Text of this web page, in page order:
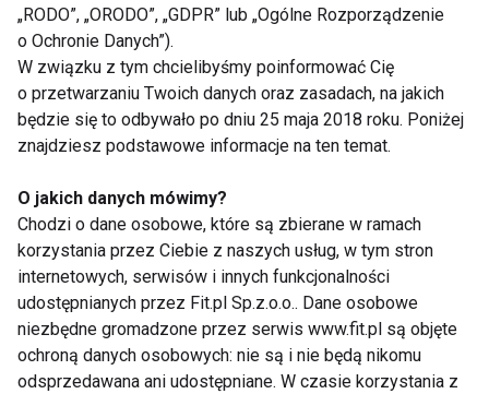
cukinia, papryka, bakłażan, szparagi czy kukurydza
zyskują wyjątkowy smak, a jednocześnie są
lekkostrawne.
Świetnym pomysłem są także szaszłyki warzywne
lub mieszane – z dodatkiem tofu, sera halloumi czy
ryb. Dzięki nim grillowe menu staje się bardziej
różnorodne i kolorowe.
Lekkie sosy i sałatki na bazie
sezonowych warzyw
Zamiast ciężkich, majonezowych sosów, lepiej
przygotować lekkie dressingi na bazie oliwy, jogurtu
„RODO”, „ORODO”, „GDPR” lub „Ogólne Rozporządzenie
o Ochronie Danych”).
W związku z tym chcielibyśmy poinformować Cię
o przetwarzaniu Twoich danych oraz zasadach, na jakich
będzie się to odbywało po dniu 25 maja 2018 roku. Poniżej
znajdziesz podstawowe informacje na ten temat.
O jakich danych mówimy?
Chodzi o dane osobowe, które są zbierane w ramach
korzystania przez Ciebie z naszych usług, w tym stron
internetowych, serwisów i innych funkcjonalności
udostępnianych przez Fit.pl Sp.z.o.o.. Dane osobowe
niezbędne gromadzone przez serwis www.fit.pl są objęte
ochroną danych osobowych: nie są i nie będą nikomu
odsprzedawana ani udostępniane. W czasie korzystania z